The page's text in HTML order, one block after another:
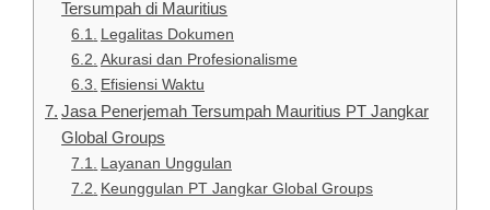
Tersumpah di Mauritius
Legalitas Dokumen
Akurasi dan Profesionalisme
Efisiensi Waktu
Jasa Penerjemah Tersumpah Mauritius PT Jangkar
Global Groups
Layanan Unggulan
Keunggulan PT Jangkar Global Groups